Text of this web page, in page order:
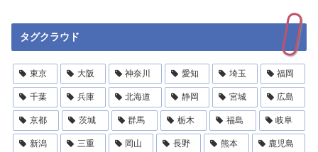
タグクラウド
東京 大阪 神奈川 愛知 埼玉 福岡
千葉 兵庫 北海道 静岡 宮城 広島
京都 茨城 群馬 栃木 福島 岐阜
新潟 三重 岡山 長野 熊本 鹿児島